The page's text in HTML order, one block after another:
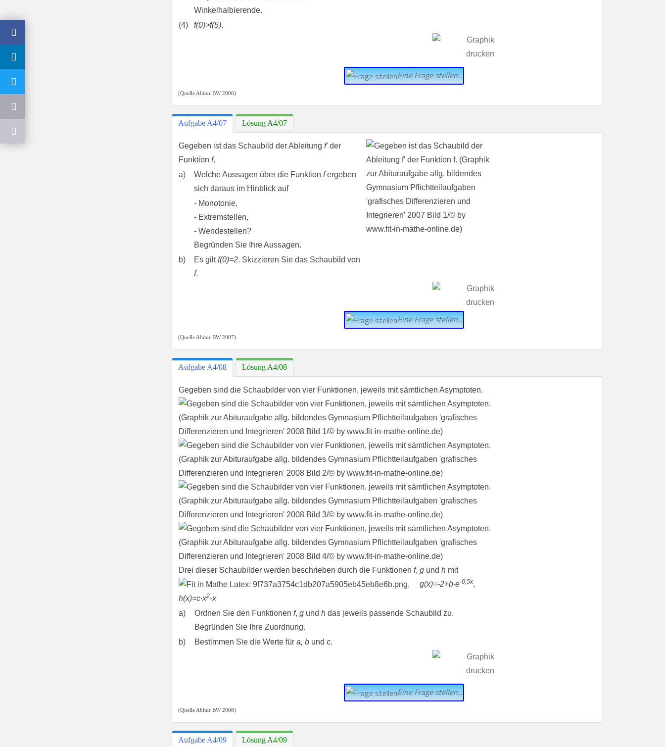
Winkelhalbierende.
(4)
f(0)>f(5).
Eine Frage stellen...
(Quelle Abitur BW 2006)
Aufgabe A4/07 Lösung A4/07
Gegeben ist das Schaubild der Ableitung f'der
Funktion f.
a)
Welche Aussagen über die Funktion fergeben
sich daraus im Hinblick auf
- Monotonie,
- Extremstellen,
- Wendestellen?
Begründen Sie Ihre Aussagen.
b)
Es giltf(0)=2. Skizzieren Sie das Schaubild von
f.
Eine Frage stellen...
(Quelle Abitur BW 2007)
Aufgabe A4/08 Lösung A4/08
Gegeben sind die Schaubilder von vier Funktionen, jeweils mit sämtlichen Asymptoten.
Drei dieser Schaubilder werden beschrieben durch die Funktionen f, g und h mit
, g(x)=-2+b∙e-0,5x,
h(x)=c∙x2-x
a)
Ordnen Sie den Funktionen f, g und h das jeweils passende Schaubild zu.
Begründen Sie Ihre Zuordnung.
b)
Bestimmen Sie die Werte für a, b und c.
Eine Frage stellen...
(Quelle Abitur BW 2008)
Aufgabe A4/09 Lösung A4/09